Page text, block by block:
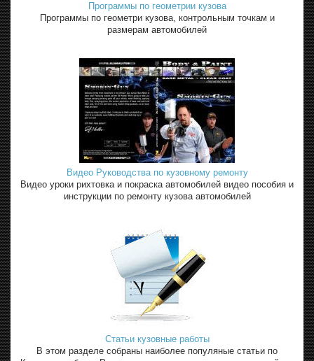
Программы по геометрии кузова
Программы по геометри кузова, контрольным точкам и
размерам автомобилей
Видео Руководства по кузовному ремонту
Видео уроки рихтовка и покраска автомобилей видео пособия и
инструкции по ремонту кузова автомобилей
Статьи кузовные работы
В этом разделе собраны наиболее популяные статьи по